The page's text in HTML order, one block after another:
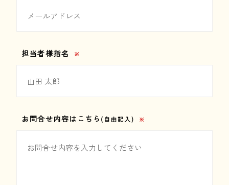
担当者様指名 ※
お問合せ内容はこちら (自由記入) ※